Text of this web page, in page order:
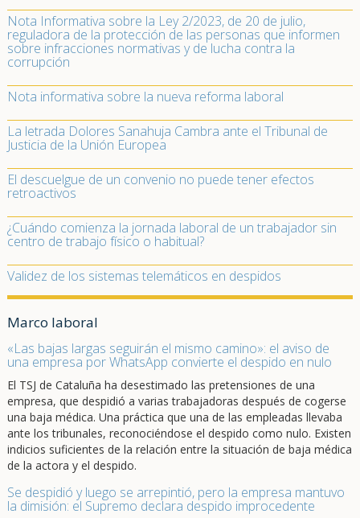
Nota Informativa sobre la Ley 2/2023, de 20 de julio,
reguladora de la protección de las personas que informen
sobre infracciones normativas y de lucha contra la
corrupción
Nota informativa sobre la nueva reforma laboral
La letrada Dolores Sanahuja Cambra ante el Tribunal de
Justicia de la Unión Europea
El descuelgue de un convenio no puede tener efectos
retroactivos
¿Cuándo comienza la jornada laboral de un trabajador sin
centro de trabajo físico o habitual?
Validez de los sistemas telemáticos en despidos
Marco laboral
«Las bajas largas seguirán el mismo camino»: el aviso de
una empresa por WhatsApp convierte el despido en nulo
El TSJ de Cataluña ha desestimado las pretensiones de una
empresa, que despidió a varias trabajadoras después de cogerse
una baja médica. Una práctica que una de las empleadas llevaba
ante los tribunales, reconociéndose el despido como nulo. Existen
indicios suficientes de la relación entre la situación de baja médica
de la actora y el despido.
Se despidió y luego se arrepintió, pero la empresa mantuvo
la dimisión: el Supremo declara despido improcedente